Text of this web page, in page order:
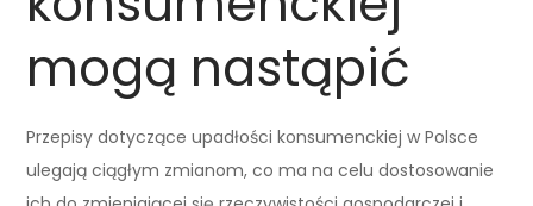
mogą nastąpić
Przepisy dotyczące upadłości konsumenckiej w Polsce
ulegają ciągłym zmianom, co ma na celu dostosowanie